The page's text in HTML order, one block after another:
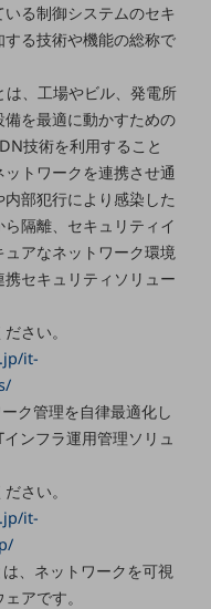
ちら
る制御システムのセキ
する技術や機能の総称で
、工場やビル、発電所
を最適に動かすための
技術を利用すること
トワークを連携させ通
部犯行により感染した
隔離、セキュリティイ
アなネットワーク環境
セキュリティソリュー
さい。
it-
ク管理を自律最適化し
ンフラ運用管理ソリュ
さい。
it-
、ネットワークを可視
アです。